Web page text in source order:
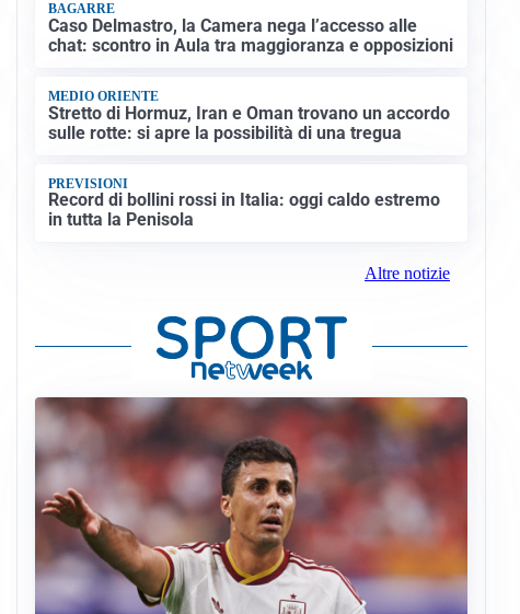
BAGARRE
Caso Delmastro, la Camera nega l’accesso alle
chat: scontro in Aula tra maggioranza e opposizioni
MEDIO ORIENTE
Stretto di Hormuz, Iran e Oman trovano un accordo
sulle rotte: si apre la possibilità di una tregua
PREVISIONI
Record di bollini rossi in Italia: oggi caldo estremo
in tutta la Penisola
Altre notizie